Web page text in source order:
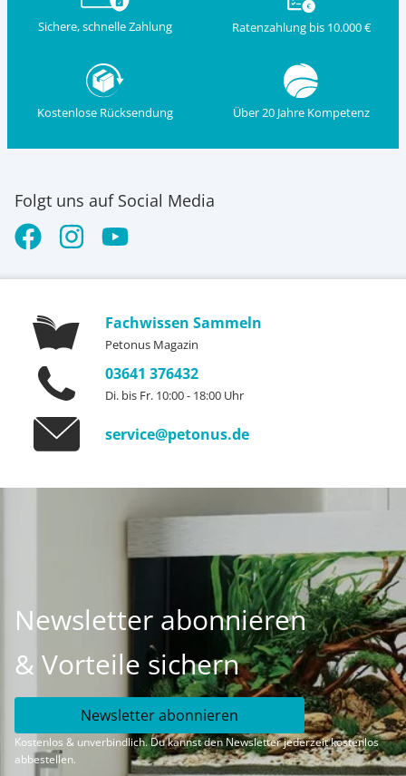
Sichere, schnelle Zahlung Ratenzahlung bis 10.000 €
Kostenlose Rücksendung Über 20 Jahre Kompetenz
Folgt uns auf Social Media
Fachwissen Sammeln
Petonus Magazin
03641 376432
Di. bis Fr. 10:00 - 18:00 Uhr
service@petonus.de
Newsletter abonnieren
& Vorteile sichern
Newsletter abonnieren
Kostenlos & unverbindlich. Du kannst den Newsletter jederzeit kostenlos
abbestellen.